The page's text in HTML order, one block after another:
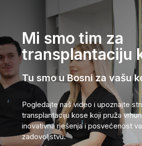
Mi smo tim za
transplantaciju
Tu smo u Bosni za vašu
Pogledajte naš video i upoznajte
transplantaciju kose koji pruža
inovativna rješenja i posvećenost
zadovoljstvu.